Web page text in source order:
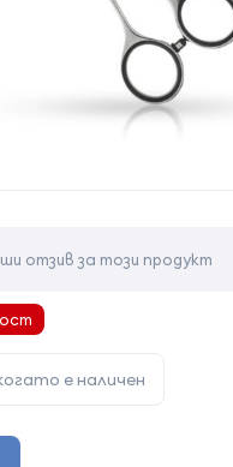
отзив за този продукт
е наличен